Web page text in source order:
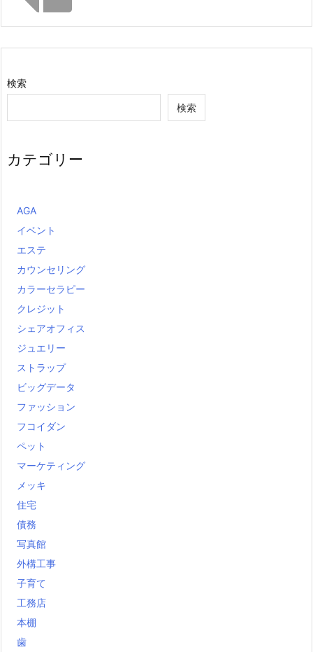
検索
検索
カテゴリー
AGA
イベント
エステ
カウンセリング
カラーセラピー
クレジット
シェアオフィス
ジュエリー
ストラップ
ビッグデータ
ファッション
フコイダン
ペット
マーケティング
メッキ
住宅
債務
写真館
外構工事
子育て
工務店
本棚
歯